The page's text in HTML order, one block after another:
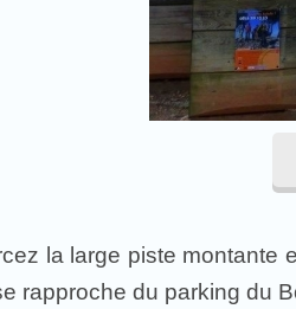
la large piste montante
rapproche du parking du